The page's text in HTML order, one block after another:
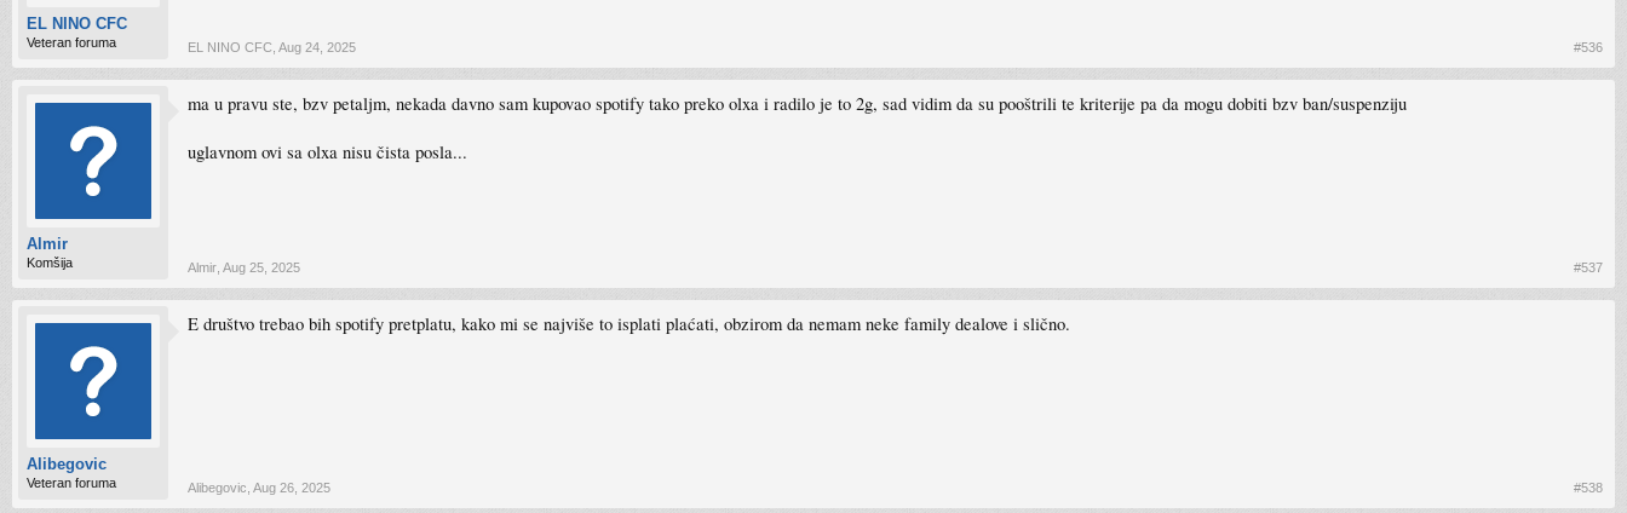
EL NINO CFC
Veteran foruma EL NINO CFC Aug 24, 2025 #536
Almir
Komšija
ma u pravu ste, bzv petaljm, nekada davno sam kupovao spotify tako preko olxa i radilo je to 2g, sad vidim da su pooštrili te kriterije pa da mogu dobiti bzv ban/suspenziju
uglavnom ovi sa olxa nisu čista posla...
Almir Aug 25, 2025 #537
Alibegovic
Veteran foruma
E društvo trebao bih spotify pretplatu, kako mi se najviše to isplati plaćati, obzirom da nemam neke family dealove i slično.
Alibegovic Aug 26, 2025 #538